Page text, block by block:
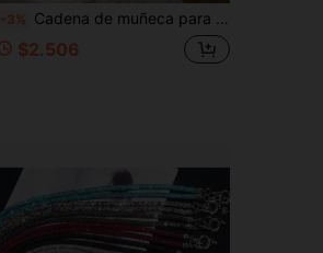
-3% Cadena de muñeca para teléfono con cuentas de estrella estética Y2K, correa de mano de metal plateado con dije de estrella soñada grabada, cordón anti-caída desmontable para decoración de smartphone, llave y bolso
$2.506